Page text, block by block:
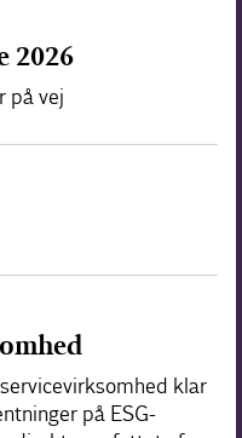
2026
på vej
klar
på ESG-